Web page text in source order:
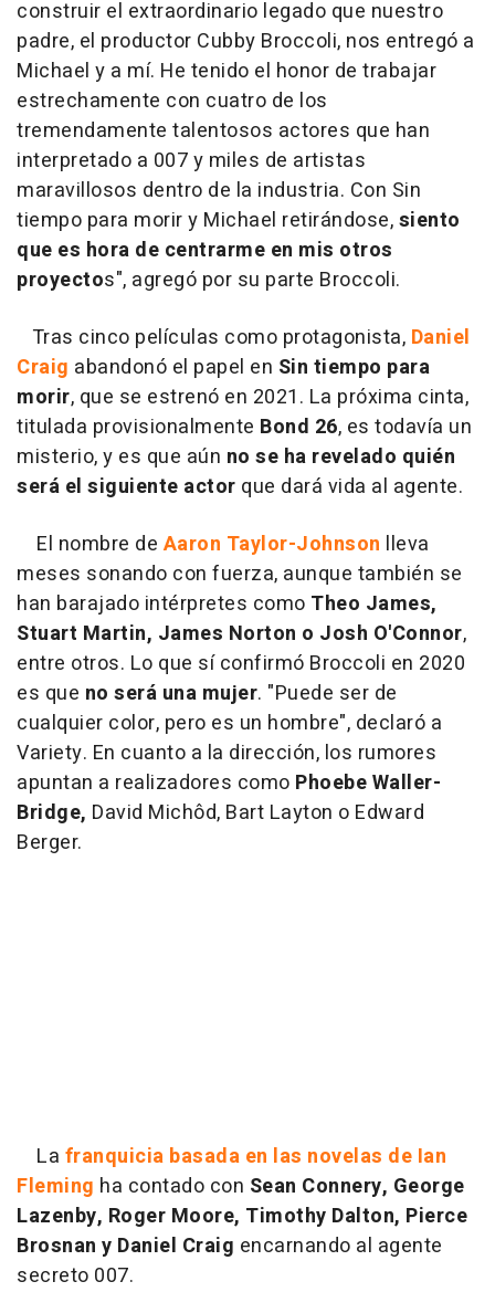
construir el extraordinario legado que nuestro
padre, el productor Cubby Broccoli, nos entregó a
Michael y a mí. He tenido el honor de trabajar
estrechamente con cuatro de los
tremendamente talentosos actores que han
interpretado a 007 y miles de artistas
maravillosos dentro de la industria. Con Sin
tiempo para morir y Michael retirándose,siento
que es hora de centrarme en mis otros
proyectos", agregó por su parte Broccoli.
Tras cinco películas como protagonista, Daniel
Craig abandonó el papel en Sin tiempo para
morir, que se estrenó en 2021. La próxima cinta,
titulada provisionalmente Bond 26, es todavía un
misterio, y es que aún no se ha revelado quién
será el siguiente actor que dará vida al agente.
El nombre de Aaron Taylor-Johnson lleva
meses sonando con fuerza, aunque también se
han barajado intérpretes como Theo James,
Stuart Martin, James Norton o Josh O'Connor,
entre otros. Lo que sí confirmó Broccoli en 2020
es que no será una mujer. "Puede ser de
cualquier color, pero es un hombre", declaró a
Variety. En cuanto a la dirección, los rumores
apuntan a realizadores como Phoebe Waller-
Bridge, David Michôd, Bart Layton o Edward
Berger.
La franquicia basada en las novelas de Ian
Fleming ha contado con Sean Connery, George
Lazenby, Roger Moore, Timothy Dalton, Pierce
Brosnan y Daniel Craig encarnando al agente
secreto 007.